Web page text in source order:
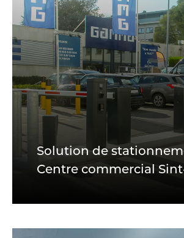
Solution de
Centre commercial